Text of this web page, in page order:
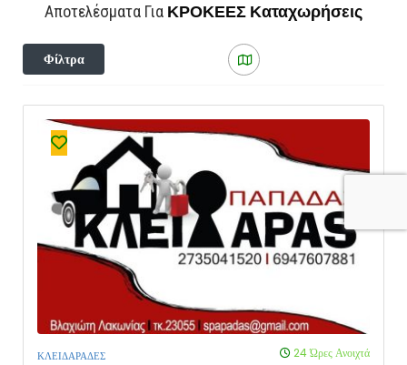
Αποτελέσματα Για ΚΡΟΚΕΕΣ Καταχωρήσεις
Φίλτρα
ΚΛΕΙΔΑΡΑΔΕΣ 24 Ώρες Ανοιχτά